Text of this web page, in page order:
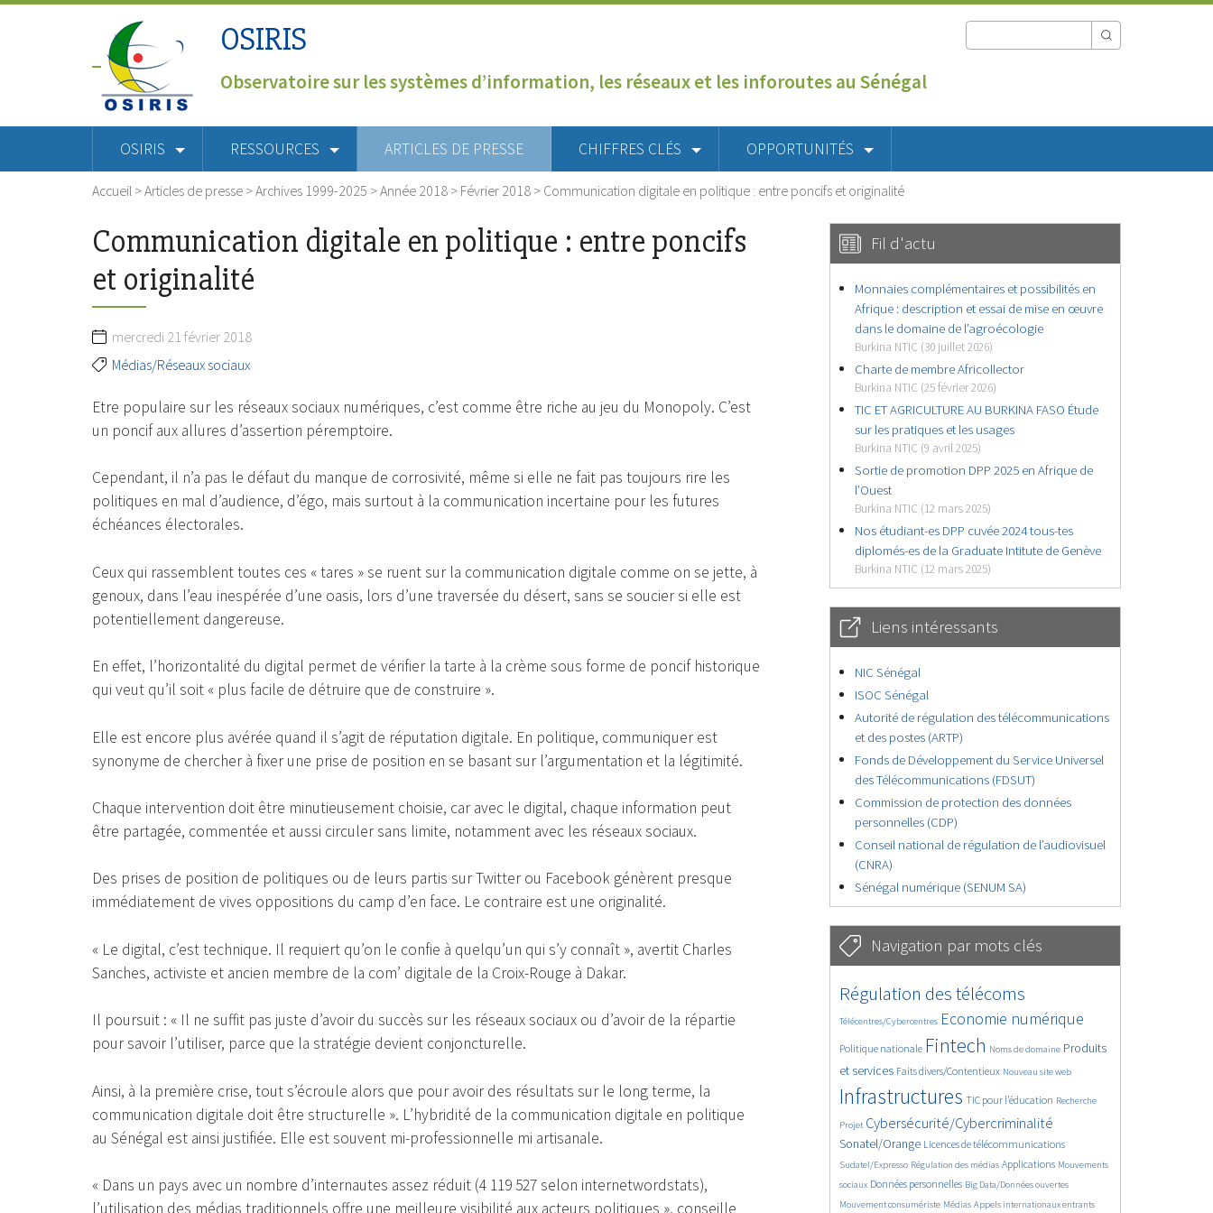
OSIRIS
Observatoire sur les systèmes d’information, les réseaux et les inforoutes au Sénégal
OSIRIS RESSOURCES ARTICLES DE PRESSE CHIFFRES CLÉS OPPORTUNITÉS
Accueil >Articles de presse >Archives 1999-2025 >Année 2018 > Février 2018 > Communication digitale en politique : entre poncifs et originalité
Communication digitale en politique : entre poncifs
et originalité
mercredi 21 février 2018
Médias/Réseaux sociaux
Etre populaire sur les réseaux sociaux numériques, c’est comme être riche au jeu du Monopoly. C’est
un poncif aux allures d’assertion péremptoire.
Cependant, il n’a pas le défaut du manque de corrosivité, même si elle ne fait pas toujours rire les
politiques en mal d’audience, d’égo, mais surtout à la communication incertaine pour les futures
échéances électorales.
Ceux qui rassemblent toutes ces « tares » se ruent sur la communication digitale comme on se jette, à
genoux, dans l’eau inespérée d’une oasis, lors d’une traversée du désert, sans se soucier si elle est
potentiellement dangereuse.
En effet, l’horizontalité du digital permet de vérifier la tarte à la crème sous forme de poncif historique
qui veut qu’il soit « plus facile de détruire que de construire ».
Elle est encore plus avérée quand il s’agit de réputation digitale. En politique, communiquer est
synonyme de chercher à fixer une prise de position en se basant sur l’argumentation et la légitimité.
Chaque intervention doit être minutieusement choisie, car avec le digital, chaque information peut
être partagée, commentée et aussi circuler sans limite, notamment avec les réseaux sociaux.
Des prises de position de politiques ou de leurs partis sur Twitter ou Facebook génèrent presque
immédiatement de vives oppositions du camp d’en face. Le contraire est une originalité.
« Le digital, c’est technique. Il requiert qu’on le confie à quelqu’un qui s’y connaît », avertit Charles
Sanches, activiste et ancien membre de la com’ digitale de la Croix-Rouge à Dakar.
Il poursuit : « Il ne suffit pas juste d’avoir du succès sur les réseaux sociaux ou d’avoir de la répartie
pour savoir l’utiliser, parce que la stratégie devient conjoncturelle.
Ainsi, à la première crise, tout s’écroule alors que pour avoir des résultats sur le long terme, la
communication digitale doit être structurelle ». L’hybridité de la communication digitale en politique
au Sénégal est ainsi justifiée. Elle est souvent mi-professionnelle mi artisanale.
« Dans un pays avec un nombre d’internautes assez réduit (4 119 527 selon internetwordstats),
l’utilisation des médias traditionnels offre une meilleure visibilité aux acteurs politiques », conseille
Fil d'actu
Monnaies complémentaires et possibilités en
Afrique : description et essai de mise en œuvre
dans le domaine de l’agroécologie
Burkina NTIC (30 juillet 2026)
Charte de membre Africollector
Burkina NTIC (25 février 2026)
TIC ET AGRICULTURE AU BURKINA FASO Étude
sur les pratiques et les usages
Burkina NTIC (9 avril 2025)
Sortie de promotion DPP 2025 en Afrique de
l’Ouest
Burkina NTIC (12 mars 2025)
Nos étudiant-es DPP cuvée 2024 tous-tes
diplomés-es de la Graduate Intitute de Genève
Burkina NTIC (12 mars 2025)
Liens intéressants
NIC Sénégal
ISOC Sénégal
Autorité de régulation des télécommunications
et des postes (ARTP)
Fonds de Développement du Service Universel
des Télécommunications (FDSUT)
Commission de protection des données
personnelles (CDP)
Conseil national de régulation de l’audiovisuel
(CNRA)
Sénégal numérique (SENUM SA)
Navigation par mots clés
4622/5700
Régulation des télécoms
391/5700
Télécentres/Cybercentres
3640/5700 Economie numérique
1849/5700
Politique nationale
5242/5700 Fintech
675/5700
Noms de domaine
2369/5700
Produits
et services
1564/5700 Faits divers/Contentieux
824/5700 Nouveau site web
5700/5700
Infrastructures
1817/5700
TIC pour l’éducation
195/5700
Recherche
248/5700
Projet
3585/5700Cybersécurité/Cybercriminalité
2300/5700
Sonatel/Orange
1623/5700 Licences de télécommunications
283/5700
Sudatel/Expresso
1023/5700 Régulation des médias
1537/5700 Applications
1135/5700
Mouvements
sociaux
1674/5700Données personnelles
150/5700 Big Data/Données ouvertes
637/5700
Mouvement consumériste
367/5700 Médias
655/5700 Appels internationaux entrants
1727/5700